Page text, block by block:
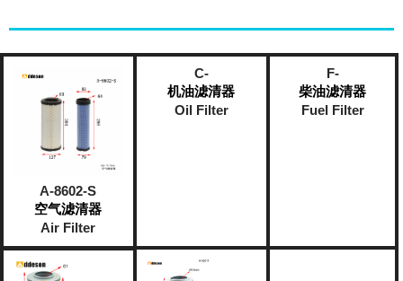
A-8602-S
空气滤清器
Air Filter
C-
机油滤清器
Oil Filter
F-
柴油滤清器
Fuel Filter